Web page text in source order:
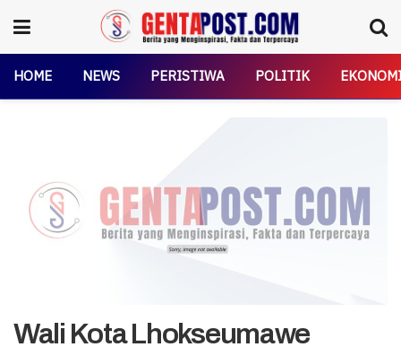
HOME NEWS PERISTIWA POLITIK
Wali Kota Lhokseumawe